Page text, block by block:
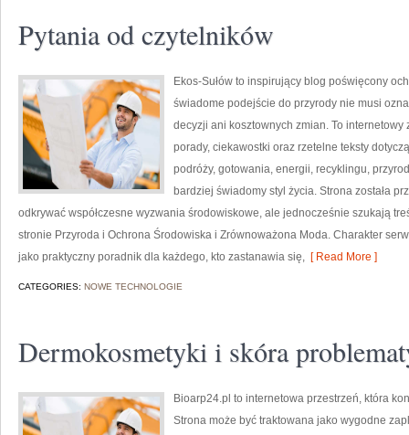
Pytania od czytelników
Ekos-Sułów to inspirujący blog poświęcony
świadome podejście do przyrody nie musi
decyzji ani kosztownych zmian. To
porady, ciekawostki oraz rzetelne teksty
podróży, gotowania, energii, recyklingu,
bardziej świadomy styl życia. Strona została
odkrywać współczesne wyzwania środowiskowe, ale jednocześnie szukają
stronie Przyroda i Ochrona Środowiska i Zrównoważona Moda. Charakter
jako praktyczny poradnik dla każdego, kto zastanawia się, [ Read More ]
CATEGORIES: NOWE TECHNOLOGIE
Dermokosmetyki i skóra
Bioarp24.pl to internetowa przestrzeń, która
Strona może być traktowana jako wygodne